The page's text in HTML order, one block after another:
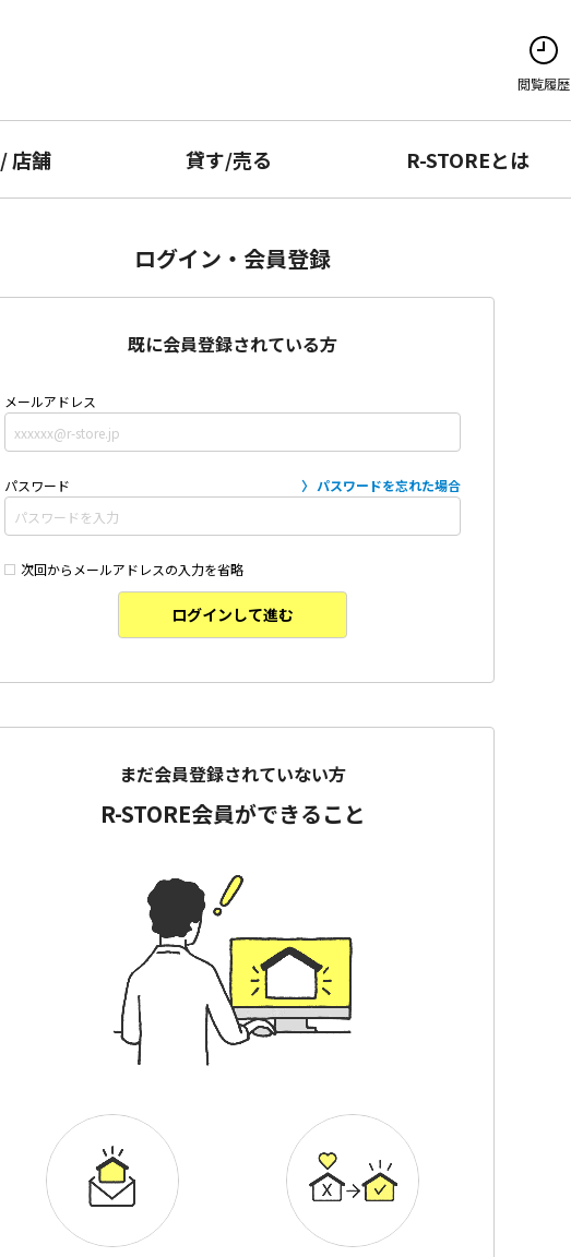
閲覧履歴
/店舗 貸す/売る R-STOREとは
ログイン・会員登録
既に会員登録されている方
メールアドレス
パスワード パスワードを忘れた場合
次回からメールアドレスの入力を省略
ログインして進む
まだ会員登録されていない方
R-STORE会員ができること